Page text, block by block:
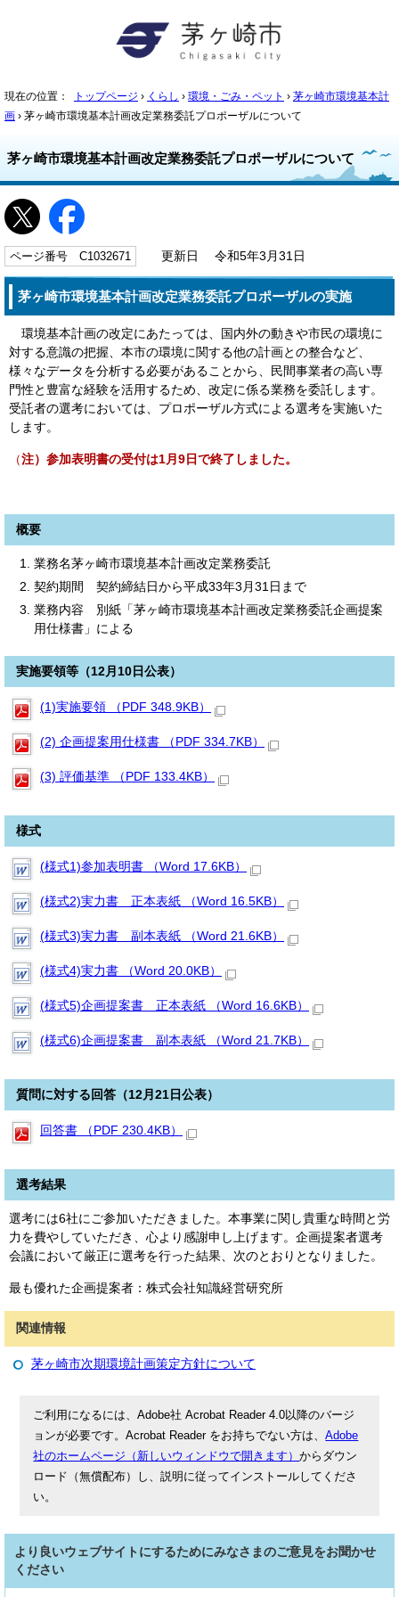
現在の位置： トップページ › くらし › 環境・ごみ・ペット › 茅ヶ崎市環境基本計
画 › 茅ヶ崎市環境基本計画改定業務委託プロポーザルについて
茅ヶ崎市環境基本計画改定業務委託プロポーザルについて
ページ番号 C1032671 更新日 令和5年3月31日
茅ヶ崎市環境基本計画改定業務委託プロポーザルの実施
環境基本計画の改定にあたっては、国内外の動きや市民の環境に
対する意識の把握、本市の環境に関する他の計画との整合など、
様々なデータを分析する必要があることから、民間事業者の高い専
門性と豊富な経験を活用するため、改定に係る業務を委託します。
受託者の選考においては、プロポーザル方式による選考を実施いた
します。
（注）参加表明書の受付は1月9日で終了しました。
概要
業務名茅ヶ崎市環境基本計画改定業務委託
契約期間 契約締結日から平成33年3月31日まで
業務内容 別紙「茅ヶ崎市環境基本計画改定業務委託企画提案
用仕様書」による
実施要領等（12月10日公表）
(1)実施要領 （PDF 348.9KB）
(2) 企画提案用仕様書 （PDF 334.7KB）
(3) 評価基準 （PDF 133.4KB）
様式
(様式1)参加表明書 （Word 17.6KB）
(様式2)実力書 正本表紙 （Word 16.5KB）
(様式3)実力書 副本表紙 （Word 21.6KB）
(様式4)実力書 （Word 20.0KB）
(様式5)企画提案書 正本表紙 （Word 16.6KB）
(様式6)企画提案書 副本表紙 （Word 21.7KB）
質問に対する回答（12月21日公表）
回答書 （PDF 230.4KB）
選考結果
選考には6社にご参加いただきました。本事業に関し貴重な時間と労
力を費やしていただき、心より感謝申し上げます。企画提案者選考
会議において厳正に選考を行った結果、次のとおりとなりました。
最も優れた企画提案者：株式会社知識経営研究所
関連情報
茅ヶ崎市次期環境計画策定方針について
ご利用になるには、Adobe社 Acrobat Reader 4.0以降のバージ
ョンが必要です。Acrobat Reader をお持ちでない方は、Adobe
社のホームページ（新しいウィンドウで開きます）からダウン
ロード（無償配布）し、説明に従ってインストールしてくださ
い。
より良いウェブサイトにするためにみなさまのご意見をお聞かせ
ください